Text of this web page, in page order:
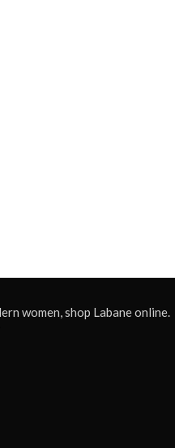
women, shop Labane online.